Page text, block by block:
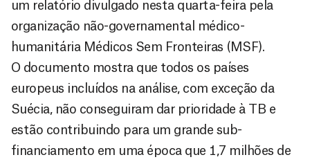
um relatório divulgado nesta quarta-feira pela
organização não-governamental médico-
humanitária Médicos Sem Fronteiras (MSF).
O documento mostra que todos os países
europeus incluídos na análise, com exceção da
Suécia, não conseguiram dar prioridade à TB e
estão contribuindo para um grande sub-
financiamento em uma época que 1,7 milhões de